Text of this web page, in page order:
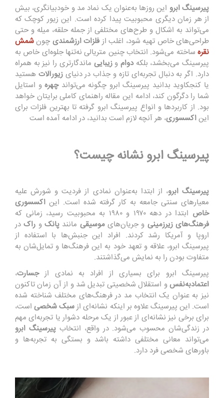
پیرسینگابرو این روزها به‌عنوان یک نماد مد و خودبیانگری، بیش
از هر زمان دیگری محبوبیت پیدا کرده است. این زیور کوچک که
می‌تواند به اشکال و طرح‌های مختلفی از جمله حلقه، میله و حتی
طراحی‌های خاص تهیه شود، اغلب از فلزاتارزشمندی چونشمش
نقره ساخته می‌شود. انتخاب چنین متریالی نه‌تنها جلوه‌ای خاص به
پیرسینگ می‌بخشد، بلکهدوام وزیبایی ماندگارتری را نیز به همراه
دارد. اگر به دنبال تجربه‌ای تازه و جذاب در دنیایزیورآلات هستید
یا کنجکاوید بدانید پیرسینگ ابرو چگونه می‌تواندچهرهو استایل
شما را دگرگون کند، ادامه این مقاله راهنمای کاملی برایتان خواهد
بود. از کاربردها و انواع پیرسینگ ابرو گرفته تا بهترین فلزات برای
ایناکسسوری، هر آنچه لازم است بدانید، در ادامه آمده است
پیرسینگ ابرو نشانه چیست؟
پیرسینگ ابرو، از ابتدا به‌عنوان نمادی از فردیت و شورش علیه
معیارهای سنتی جامعه به کار گرفته شده است. این اکسسوری
خاص ابتدا در دهه ۱۹۷۰ و ۱۹۸۰ به محبوبیت رسید، زمانی که
فرهنگ‌های زیرزمینی و جریان‌هایموسیقی مانند پانکو راکدر
اروپا و آمریکا رشد کردند. افراد این جنبش‌ها با استفاده از
پیرسینگ ابرو، علاقه و تعهد خود به این فرهنگ‌ها و تمایل‌شان به
متفاوت بودن را به نمایش می‌گذاشتند.
پیرسینگ ابرو برای بسیاری از افراد به نمادی ازجسارت،
اعتمادبه‌نفسو استقلال شخصیتی تبدیل شد و از آن زمان تاکنون
نیز به عنوان یک انتخاب مد در فرهنگ‌های مختلف شناخته شده
است. این پیرسینگ علاوه بر اینکه نشانه‌ای ازسبکشخصیاست،
برای برخی نیز نشانه‌ای از عبور از یک مرحله دشوار یا تجربه‌ای مهم
در زندگی‌شان محسوب می‌شود. در واقع، انتخابپیرسینگ ابرو
می‌تواند معانی مختلفی داشته باشد و بستگی به تجربه‌ها و
باورهای شخصی فرد دارد.